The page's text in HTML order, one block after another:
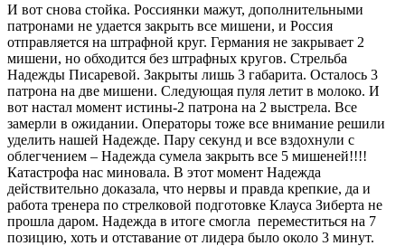
И вот снова стойка. Россиянки мажут, дополнительными
патронами не удается закрыть все мишени, и Россия
отправляется на штрафной круг. Германия не закрывает 2
мишени, но обходится без штрафных кругов. Стрельба
Надежды Писаревой. Закрыты лишь 3 габарита. Осталось 3
патрона на две мишени. Следующая пуля летит в молоко. И
вот настал момент истины-2 патрона на 2 выстрела. Все
замерли в ожидании. Операторы тоже все внимание решили
уделить нашей Надежде. Пару секунд и все вздохнули с
облегчением – Надежда сумела закрыть все 5 мишеней!!!!
Катастрофа нас миновала. В этот момент Надежда
действительно доказала, что нервы и правда крепкие, да и
работа тренера по стрелковой подготовке Клауса Зиберта не
прошла даром. Надежда в итоге смогла переместиться на 7
позицию, хоть и отставание от лидера было около 3 минут.